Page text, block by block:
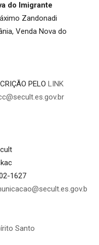
do Imigrante
Zandonadi
Venda Nova do
PELO LINK
1627
Santo